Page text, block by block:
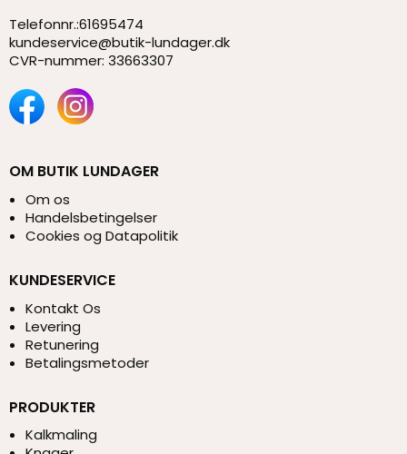
Telefonnr.:61695474
kundeservice@butik-lundager.dk
CVR-nummer: 33663307
OM BUTIK LUNDAGER
Om os
Handelsbetingelser
Cookies og Datapolitik
KUNDESERVICE
Kontakt Os
Levering
Retunering
Betalingsmetoder
PRODUKTER
Kalkmaling